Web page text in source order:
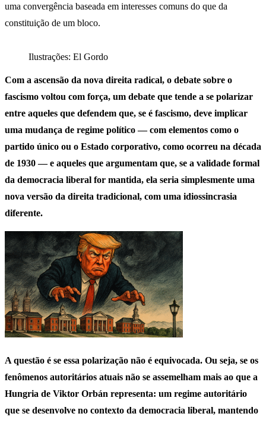
uma convergência baseada em interesses comuns do que da
constituição de um bloco.
Ilustrações: El Gordo
Com a ascensão da nova direita radical, o debate sobre o
fascismo voltou com força, um debate que tende a se polarizar
entre aqueles que defendem que, se é fascismo, deve implicar
uma mudança de regime político — com elementos como o
partido único ou o Estado corporativo, como ocorreu na década
de 1930 — e aqueles que argumentam que, se a validade formal
da democracia liberal for mantida, ela seria simplesmente uma
nova versão da direita tradicional, com uma idiossincrasia
diferente.
A questão é se essa polarização não é equivocada. Ou seja, se os
fenômenos autoritários atuais não se assemelham mais ao que a
Hungria de Viktor Orbán representa: um regime autoritário
que se desenvolve no contexto da democracia liberal, mantendo